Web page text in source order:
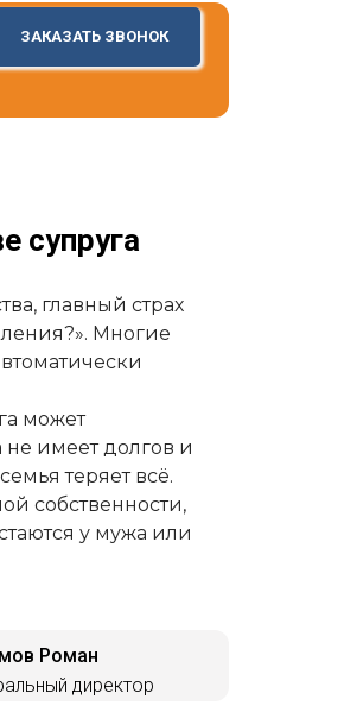
ЗАКАЗАТЬ ЗВОНОК
супруга
главный страх
Многие
может
не имеет долгов и
теряет всё.
собственности,
у мужа или
директор
Роман